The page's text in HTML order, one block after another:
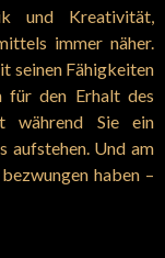
und Kreativität,
immer näher.
seinen Fähigkeiten
für den Erhalt des
während Sie ein
aufstehen. Und am
haben –